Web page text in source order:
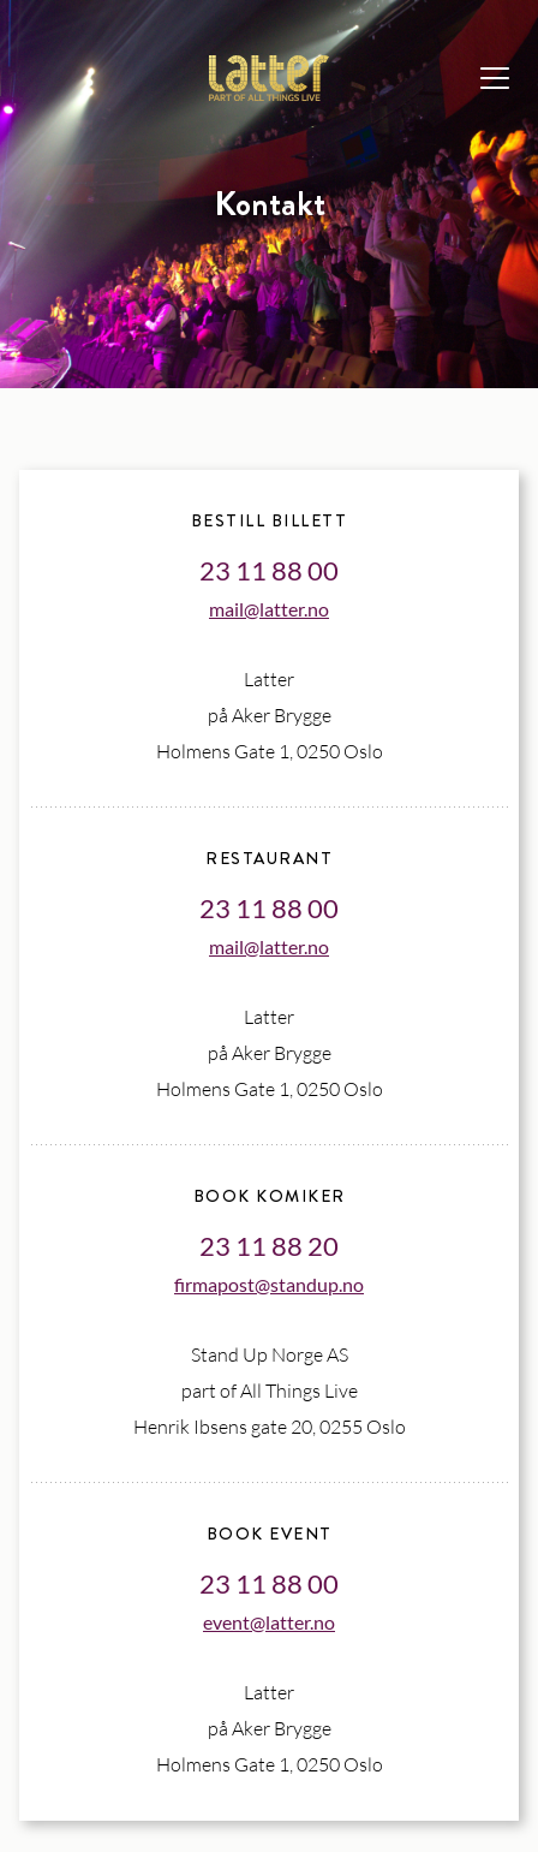
Kontakt
BESTILL BILLETT
23 11 88 00
mail@latter.no
Latter
på Aker Brygge
Holmens Gate 1, 0250 Oslo
RESTAURANT
23 11 88 00
mail@latter.no
Latter
på Aker Brygge
Holmens Gate 1, 0250 Oslo
BOOK KOMIKER
23 11 88 20
firmapost@standup.no
Stand Up Norge AS
part of All Things Live
Henrik Ibsens gate 20, 0255 Oslo
BOOK EVENT
23 11 88 00
event@latter.no
Latter
på Aker Brygge
Holmens Gate 1, 0250 Oslo